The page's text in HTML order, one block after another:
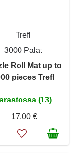
Trefl
3000 Palat
Roll Mat up to
pieces Trefl
(13)
17,00 €